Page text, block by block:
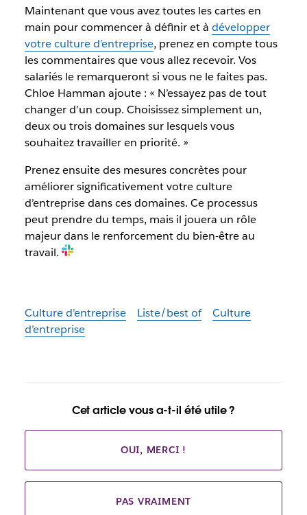
Maintenant que vous avez toutes les cartes en
main pour commencer à définir et à développer
votre culture d’entreprise, prenez en compte tous
les commentaires que vous allez recevoir. Vos
salariés le remarqueront si vous ne le faites pas.
Chloe Hamman ajoute : « N’essayez pas de tout
changer d’un coup. Choisissez simplement un,
deux ou trois domaines sur lesquels vous
souhaitez travailler en priorité. »
Prenez ensuite des mesures concrètes pour
améliorer significativement votre culture
d’entreprise dans ces domaines. Ce processus
peut prendre du temps, mais il jouera un rôle
majeur dans le renforcement du bien-être au
travail.
Culture d’entreprise Liste/best of
Culture
d’entreprise
Cet article vous a-t-il été utile ?
OUI, MERCI !
PAS VRAIMENT